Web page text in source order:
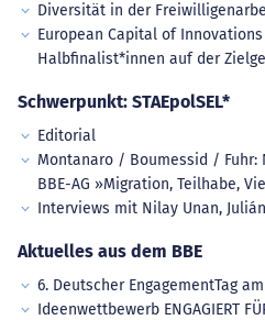
Diversität in der
European Capital of Innovations
Halbfinalist*innen auf der
Schwerpunkt: STAEpolSEL*
Editorial
Montanaro / Boumessid / Fuhr:
BBE-AG »Migration, Teilhabe,
Interviews mit Nilay Unan,
Aktuelles aus dem BBE
6. Deutscher EngagementTag
Ideenwettbewerb ENGAGIERT